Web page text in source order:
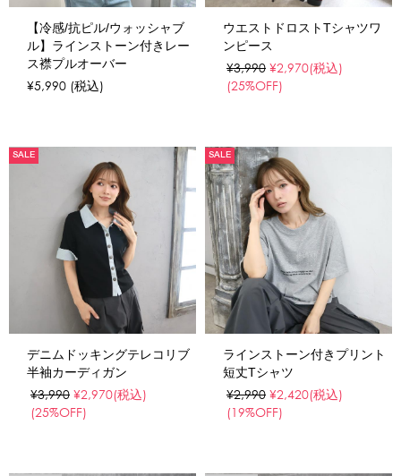
【冷感/抗ピル/ウォッシャブ
ル】ラインストーン付きレー
ス襟プルオーバー
¥5,990 (税込)
ウエストドロストTシャツワ
ンピース
¥3,990 ¥2,970(税込)
(25%OFF)
SALE
デニムドッキングテレコリブ
半袖カーディガン
¥3,990 ¥2,970(税込)
(25%OFF)
SALE
ラインストーン付きプリント
短丈Tシャツ
¥2,990 ¥2,420(税込)
(19%OFF)